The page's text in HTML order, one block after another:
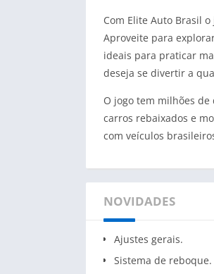
Com Elite Auto Brasil
Aproveite para
ideais para praticar
deseja se divertir a
O jogo tem milhões
carros rebaixados e
com veículos
NOVIDADES
Ajustes gerais.
Sistema de reboque.